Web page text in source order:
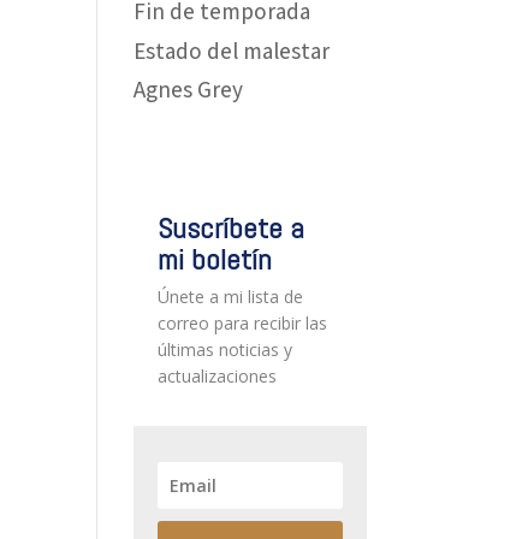
Fin de temporada
Estado del malestar
Agnes Grey
Suscríbete a
mi boletín
Únete a mi lista de
correo para recibir las
últimas noticias y
actualizaciones